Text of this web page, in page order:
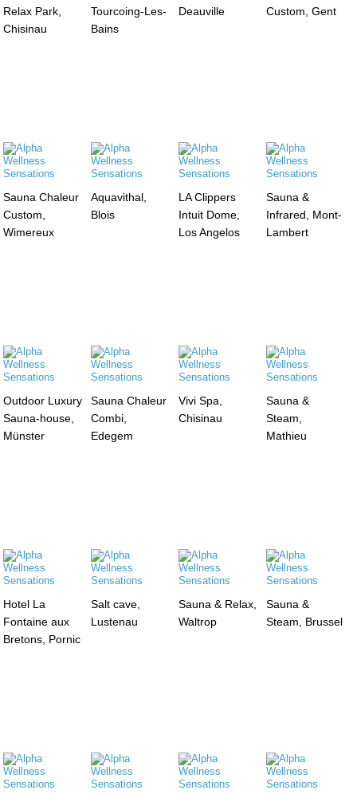
Relax Park,
Chisinau
Tourcoing-Les-
Bains
Deauville Custom, Gent
Sauna Chaleur
Custom,
Wimereux
Aquavithal,
Blois
LA Clippers
Intuit Dome,
Los Angelos
Sauna &
Infrared, Mont-
Lambert
Outdoor Luxury
Sauna-house,
Münster
Sauna Chaleur
Combi,
Edegem
Vivi Spa,
Chisinau
Sauna &
Steam,
Mathieu
Hotel La
Fontaine aux
Bretons, Pornic
Salt cave,
Lustenau
Sauna & Relax,
Waltrop
Sauna &
Steam, Brussel